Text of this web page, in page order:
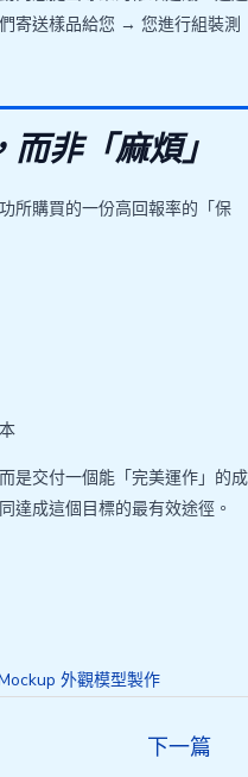
寄送樣品給您 → 您進行組裝測
非「麻煩」
所購買的一份高回報率的「保
是交付一個能「完美運作」的成
達成這個目標的最有效途徑。
外觀模型製作
下一篇